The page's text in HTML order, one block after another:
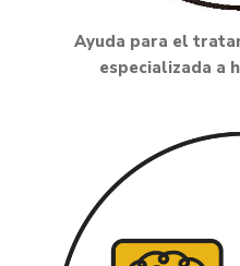
Ayuda para el
especializada a